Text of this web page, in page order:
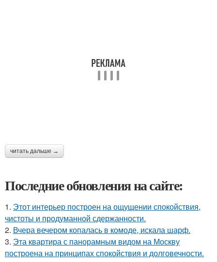
читать дальше →
Последние обновления на сайте:
1. Этот интерьер построен на ощущении спокойствия,
чистоты и продуманной сдержанности.
2. Вчера вечером копалась в комоде, искала шарф.
3. Эта квартира с панорамным видом на Москву
построена на принципах спокойствия и долговечности.